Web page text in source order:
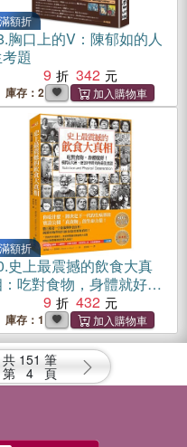
滿額折
胸口上的V：陳郁如的人
題
9
342
庫存：2
滿額折
史上最震撼的飲食大真
吃對食物，身體就好！
跨5大洲、歷20年研究的最
實證
9 432
庫存：1
共 151 筆
第 4 頁